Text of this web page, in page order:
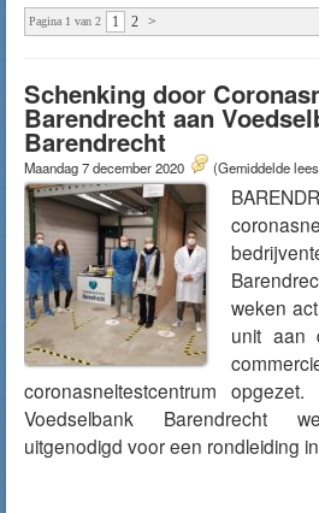
Pagina 1 van 2 1 2 >
Schenking door
Barendrecht aan
Barendrecht
Maandag 7 december 2020 (Gemiddelde
weken
unit aan
coronasneltestcentrum
Voedselbank Barendrecht
uitgenodigd voor een rondleiding